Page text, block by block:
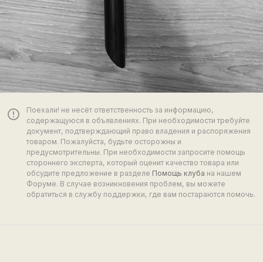
error_outline
Поехали! не несёт ответственность за информацию,
содержащуюся в объявлениях. При необходимости требуйте
документ, подтверждающий право владения и распоряжения
товаром. Пожалуйста, будьте осторожны и
предусмотрительны. При необходимости запросите помощь
стороннего эксперта, который оценит качество товара или
обсудите предложение в разделе Помощь клуба на нашем
Форуме. В случае возникновения проблем, вы можете
обратиться в службу поддержки, где вам постараются помочь.